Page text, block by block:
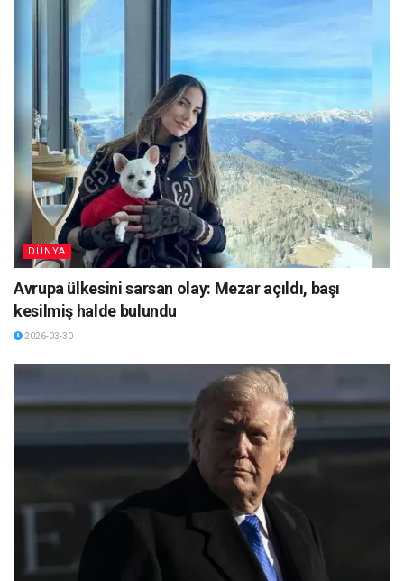
DÜNYA
Avrupa ülkesini sarsan olay: Mezar açıldı, başı
kesilmiş halde bulundu
2026-03-30